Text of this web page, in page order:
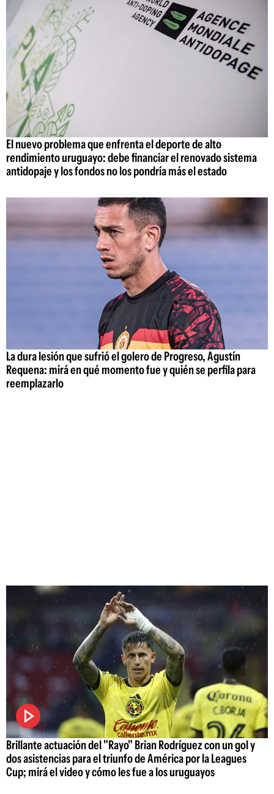
El nuevo problema que enfrenta el deporte de alto
rendimiento uruguayo: debe financiar el renovado sistema
antidopaje y los fondos no los pondría más el estado
La dura lesión que sufrió el golero de Progreso, Agustín
Requena: mirá en qué momento fue y quién se perfila para
reemplazarlo
Brillante actuación del "Rayo" Brian Rodríguez con un gol y
dos asistencias para el triunfo de América por la Leagues
Cup; mirá el video y cómo les fue a los uruguayos